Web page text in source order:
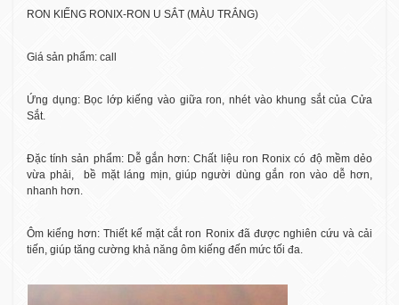
RON KIẾNG RONIX-RON U SẮT (MÀU TRẮNG)
Giá sản phẩm: call
Ứng dụng: Bọc lớp kiếng vào giữa ron, nhét vào khung sắt của Cửa
Sắt.
Đặc tính sản phẩm: Dễ gắn hơn: Chất liệu ron Ronix có độ mềm dẻo
vừa phải,
bề mặt láng mịn, giúp người dùng gắn ron vào dễ hơn,
nhanh hơn.
Ôm kiếng hơn: Thiết kế mặt cắt ron Ronix đã được nghiên cứu và cải
tiến, giúp tăng cường khả năng ôm kiếng đến mức tối đa.